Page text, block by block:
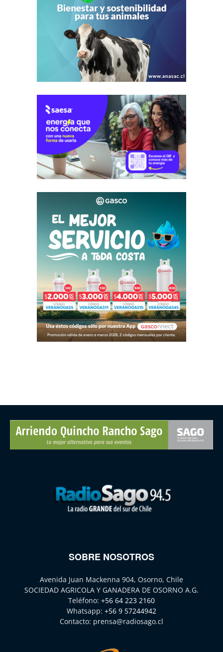
SOBRE NOSOTROS
Avenida Juan Mackenna 904, Osorno, Chile
SOCIEDAD AGRICOLA Y GANADERA DE OSORNO A.G.
Teléfono: +56 64 223 2160
Whatsapp: +56 9 57244942
Contacto: prensa@radiosago.cl